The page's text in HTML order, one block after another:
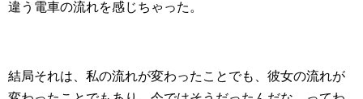
違う電車の流れを感じちゃった。
結局それは、私の流れが変わったことでも、彼女の流れが